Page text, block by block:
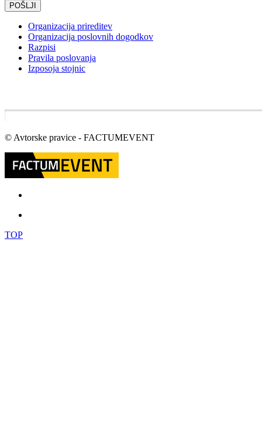
POŠLJI
Organizacija prireditev
Organizacija poslovnih dogodkov
Razpisi
Pravila poslovanja
Izposoja stojnic
© Avtorske pravice - FACTUMEVENT
TOP